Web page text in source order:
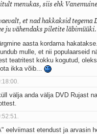
menukas, siis ehk
et nad hakkaksid tegema
ju vähendaks piletite läbimüüki.
aasta kordama
mulle, et nii populaarseid
teatritest kokku kogutud,
ikka võib...
välja anda välja DVD Rujast
eelviimast etendust ja arvasin